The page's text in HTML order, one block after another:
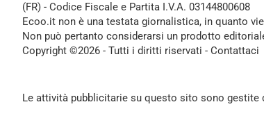
(FR) - Codice Fiscale e Partita I.V.A. 03144800608
Ecoo.it non è una testata giornalistica, in quanto
Non può pertanto considerarsi un prodotto
Copyright ©2026 - Tutti i diritti riservati - Contattaci
Le attività pubblicitarie su questo sito sono gestite